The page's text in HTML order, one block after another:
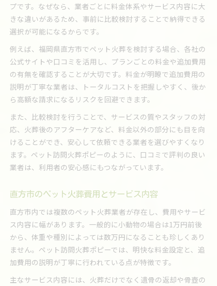
プです。なぜなら、業者ごとに料金体系やサービス内容に大
きな違いがあるため、事前に比較検討することで納得できる
選択が可能になるからです。
例えば、福岡県直方市でペット火葬を検討する場合、各社の
公式サイトや口コミを活用し、プランごとの料金や追加費用
の有無を確認することが大切です。料金が明瞭で追加費用の
説明が丁寧な業者は、トータルコストを把握しやすく、後か
ら高額な請求になるリスクを回避できます。
また、比較検討を行うことで、サービスの質やスタッフの対
応、火葬後のアフターケアなど、料金以外の部分にも目を向
けることができ、安心して依頼できる業者を選びやすくなり
ます。ペット訪問火葬ポピーのように、口コミで評判の良い
業者は、利用者の安心感にもつながっています。
直方市のペット火葬費用とサービス内容
直方市内では複数のペット火葬業者が存在し、費用やサービ
ス内容に幅があります。一般的に小動物の場合は1万円前後
から、体重や種別によっては数万円になることも珍しくあり
ません。ペット訪問火葬ポピーでは、明快な料金設定と、追
加費用の説明が丁寧に行われている点が特徴です。
主なサービス内容には、火葬だけでなく遺骨の返却や骨壺の